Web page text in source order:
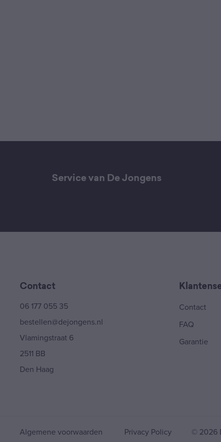
Service van De Jongens
Contact
06 177 055 35
bestellen@dejongens.nl
Vlamingstraat 6
2511 BB
Den Haag
Contact
FAQ
Garantie
Algemene voorwaarden Privacy Policy © 2026